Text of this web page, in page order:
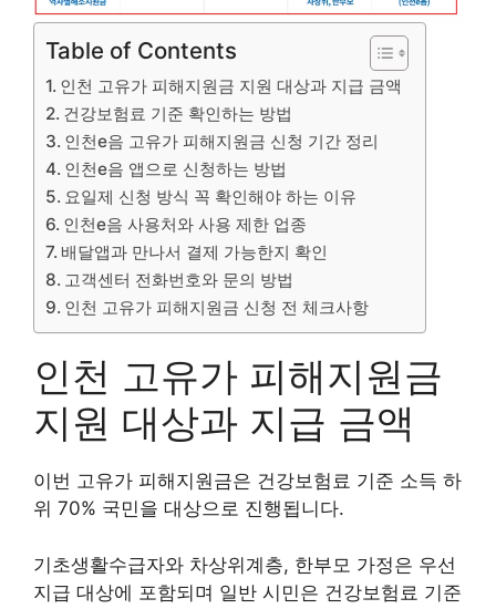
Table of Contents
인천 고유가 피해지원금 지원 대상과 지급 금액
건강보험료 기준 확인하는 방법
인천e음 고유가 피해지원금 신청 기간 정리
인천e음 앱으로 신청하는 방법
요일제 신청 방식 꼭 확인해야 하는 이유
인천e음 사용처와 사용 제한 업종
배달앱과 만나서 결제 가능한지 확인
고객센터 전화번호와 문의 방법
인천 고유가 피해지원금 신청 전 체크사항
인천 고유가 피해지원금
지원 대상과 지급 금액
이번 고유가 피해지원금은 건강보험료 기준 소득 하
위 70% 국민을 대상으로 진행됩니다.
기초생활수급자와 차상위계층, 한부모 가정은 우선
지급 대상에 포함되며 일반 시민은 건강보험료 기준